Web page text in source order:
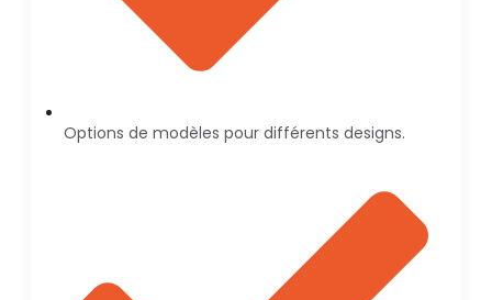
Options de modèles pour différents designs.